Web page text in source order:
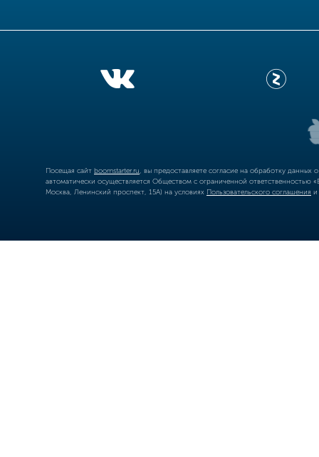
Посещая сайт boomstarter.ru , вы предоставляете согласие на обработку
автоматически осуществляется Обществом с ограниченной
Москва, Ленинский проспект, 15А) на условиях Пользовательского соглашения и